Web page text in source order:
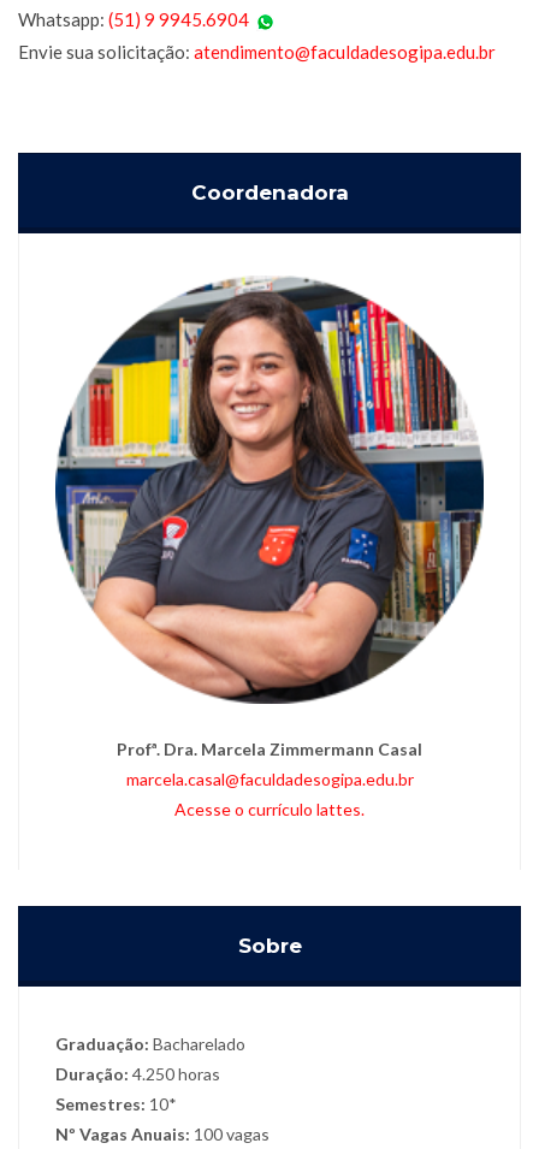
Whatsapp: (51) 9 9945.6904
Envie sua solicitação: atendimento@faculdadesogipa.edu.br
Coordenadora
Profª. Dra. Marcela Zimmermann Casal
marcela.casal@faculdadesogipa.edu.br
Acesse o currículo lattes.
Sobre
Graduação: Bacharelado
Duração: 4.250 horas
Semestres: 10*
Nº Vagas Anuais: 100 vagas